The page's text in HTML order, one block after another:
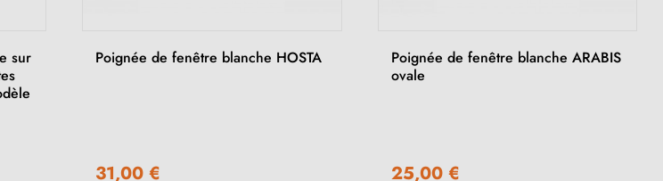
sur
Poignée de fenêtre blanche HOSTA
31,00 €
Poignée de fenêtre blanche ARABIS
ovale
25,00 €